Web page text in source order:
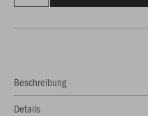
Beschreibung
Details